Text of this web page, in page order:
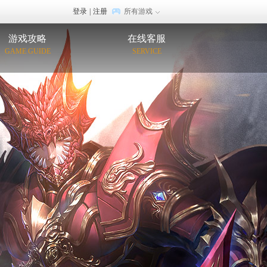
登录 注册 所有游戏
游戏攻略
GAME GUIDE
在线客服
SERVICE